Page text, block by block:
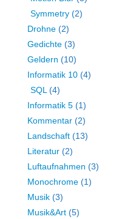
Symmetry (2)
Drohne (2)
Gedichte (3)
Geldern (10)
Informatik 10 (4)
SQL (4)
Informatik 5 (1)
Kommentar (2)
Landschaft (13)
Literatur (2)
Luftaufnahmen (3)
Monochrome (1)
Musik (3)
Musik&Art (5)